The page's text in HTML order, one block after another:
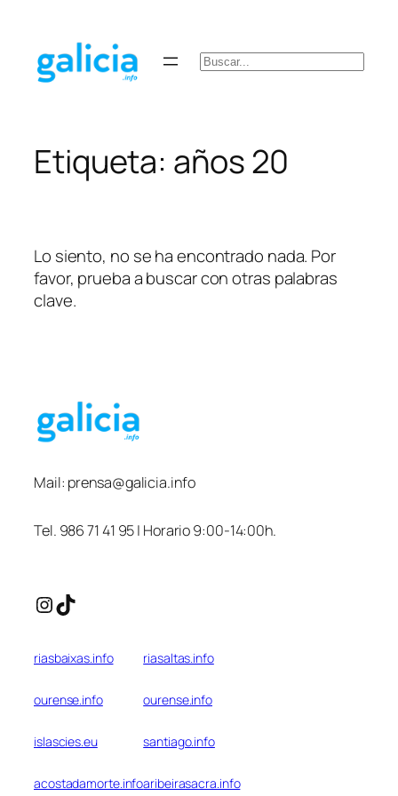
contenido
Buscar
Etiqueta: años 20
Lo siento, no se ha encontrado nada. Por
favor, prueba a buscar con otras palabras
clave.
Mail: prensa@galicia.info
Tel. 986 71 41 95 | Horario 9:00-14:00h.
Instagram
TikTok
riasbaixas.info riasaltas.info
ourense.info ourense.info
islascies.eu santiago.info
acostadamorte.infoaribeirasacra.info